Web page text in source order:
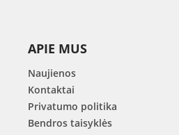
APIE MUS
Naujienos
Kontaktai
Privatumo politika
Bendros taisyklės